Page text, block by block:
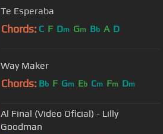
Te Esperaba
Chords: C F Dm Gm Bb A D
Way Maker
Chords: Bb F Gm Eb Cm Fm Dm
Al Final (Video Oficial) - Lilly
Goodman